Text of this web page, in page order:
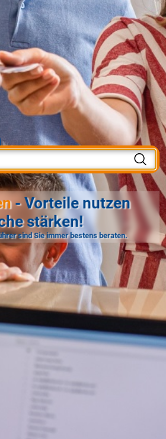
- Vorteile nutzen
stärken!
sind Sie immer bestens beraten.